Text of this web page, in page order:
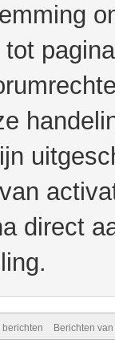
direct
berichten Berichten